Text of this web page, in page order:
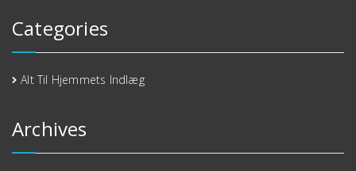
Categories
Alt Til Hjemmets Indlæg
Archives